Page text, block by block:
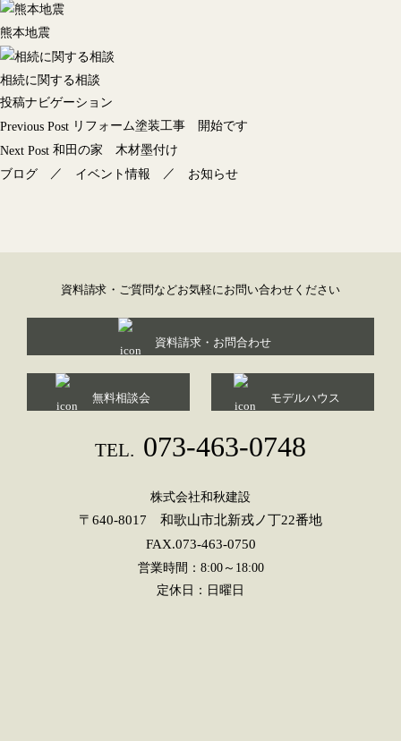
熊本地震
相続に関する相談
投稿ナビゲーション
Previous Post リフォーム塗装工事 開始です
Next Post 和田の家 木材墨付け
ブログ ／ イベント情報 ／ お知らせ
資料請求・ご質問などお気軽にお問い合わせください
資料請求・お問合わせ
無料相談会 モデルハウス
TEL. 073-463-0748
株式会社和秋建設
〒640-8017 和歌山市北新戎ノ丁22番地
FAX.073-463-0750
営業時間：8:00～18:00
定休日：日曜日